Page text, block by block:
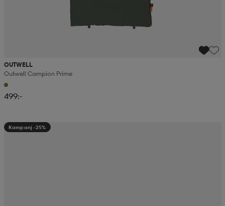
OUTWELL
Outwell Campion Prime
499:-
Kampanj -25%